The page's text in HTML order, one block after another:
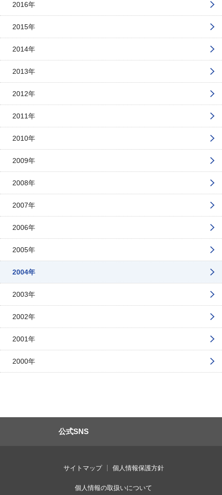
2016年
2015年
2014年
2013年
2012年
2011年
2010年
2009年
2008年
2007年
2006年
2005年
2004年
2003年
2002年
2001年
2000年
公式SNS
サイトマップ 個人情報保護方針
個人情報の取扱いについて